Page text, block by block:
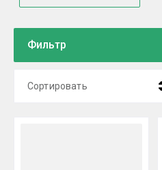
Фильтр
Сортировать